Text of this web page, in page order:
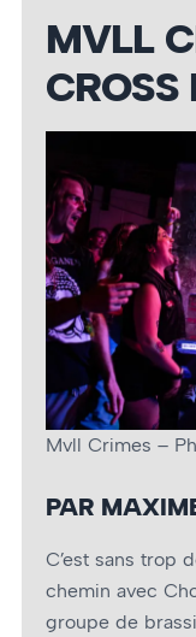
MVLL
CROSS
Mvll Crimes –
PAR
C’est sans trop
chemin avec
groupe de